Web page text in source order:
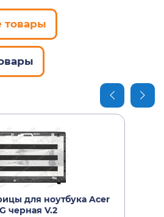
товары
для ноутбука Acer
черная V.2